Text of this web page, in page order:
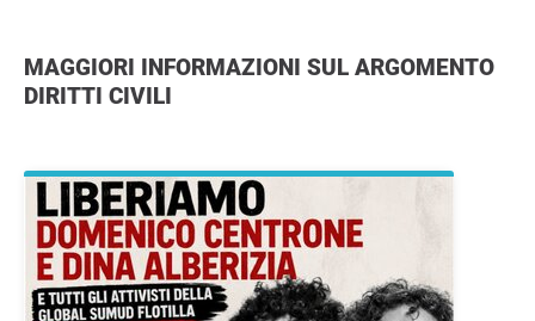
MAGGIORI INFORMAZIONI SUL ARGOMENTO
DIRITTI CIVILI